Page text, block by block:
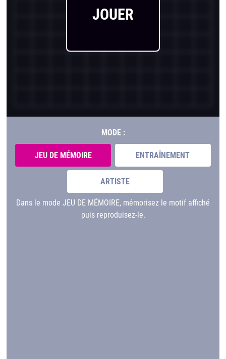
JOUER
MODE :
JEU DE MÉMOIRE ENTRAÎNEMENT
ARTISTE
Dans le mode JEU DE MÉMOIRE, mémorisez le motif affiché
puis reproduisez-le.